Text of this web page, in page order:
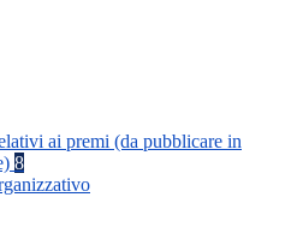
ai premi (da pubblicare in
8